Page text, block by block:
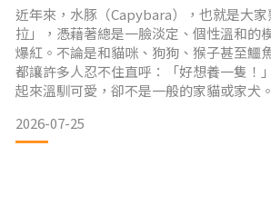
很難養？
近年來，水豚（Capybara），也就是大
拉」，憑藉著總是一臉淡定、個性溫和的
爆紅。不論是和貓咪、狗狗、猴子甚至鱷
都讓許多人忍不住直呼：「好想養一隻！
起來溫馴可愛，卻不是一般的家貓或家犬
果只是因為外表療癒就衝動飼養，很可能
生活環境。在決定飼養卡皮巴拉之前，一
2026-07-25